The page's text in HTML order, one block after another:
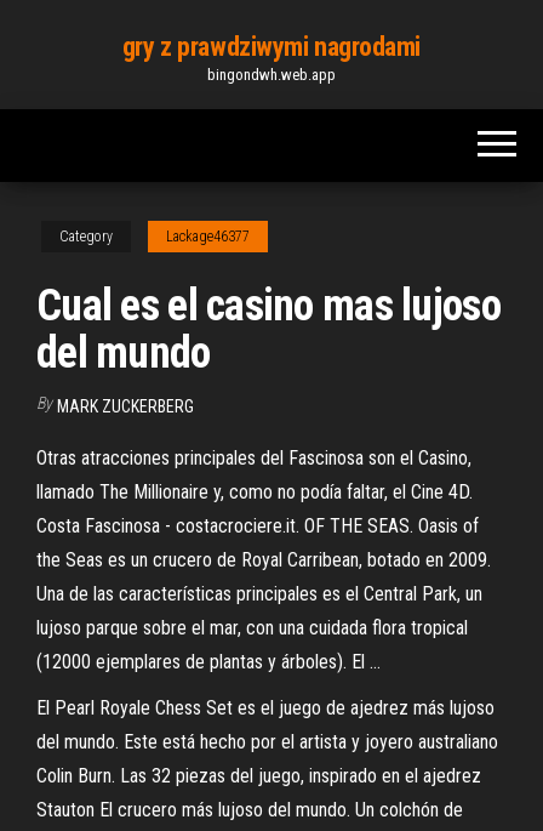
content
gry z prawdziwymi nagrodami
bingondwh.web.app
Category Lackage46377
Cual es el casino mas lujoso
del mundo
By MARK ZUCKERBERG
Otras atracciones principales del Fascinosa son el Casino,
llamado The Millionaire y, como no podía faltar, el Cine 4D.
Costa Fascinosa - costacrociere.it. OF THE SEAS. Oasis of
the Seas es un crucero de Royal Carribean, botado en 2009.
Una de las características principales es el Central Park, un
lujoso parque sobre el mar, con una cuidada flora tropical
(12000 ejemplares de plantas y árboles). El …
El Pearl Royale Chess Set es el juego de ajedrez más lujoso
del mundo. Este está hecho por el artista y joyero australiano
Colin Burn. Las 32 piezas del juego, inspirado en el ajedrez
Stauton El crucero más lujoso del mundo. Un colchón de